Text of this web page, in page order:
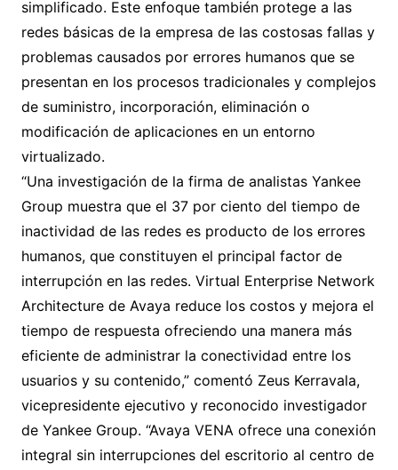
simplificado. Este enfoque también protege a las
redes básicas de la empresa de las costosas fallas y
problemas causados por errores humanos que se
presentan en los procesos tradicionales y complejos
de suministro, incorporación, eliminación o
modificación de aplicaciones en un entorno
virtualizado.
“Una investigación de la firma de analistas Yankee
Group muestra que el 37 por ciento del tiempo de
inactividad de las redes es producto de los errores
humanos, que constituyen el principal factor de
interrupción en las redes. Virtual Enterprise Network
Architecture de Avaya reduce los costos y mejora el
tiempo de respuesta ofreciendo una manera más
eficiente de administrar la conectividad entre los
usuarios y su contenido,” comentó Zeus Kerravala,
vicepresidente ejecutivo y reconocido investigador
de Yankee Group. “Avaya VENA ofrece una conexión
integral sin interrupciones del escritorio al centro de